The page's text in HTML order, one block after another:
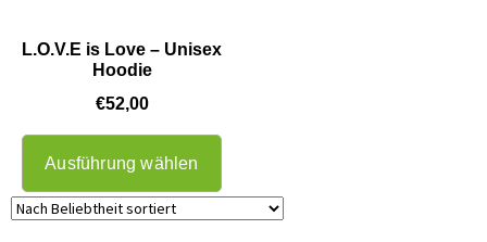
L.O.V.E is Love – Unisex
Hoodie
€52,00
Ausführung wählen